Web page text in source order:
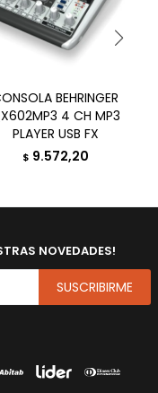
BEHRINGER
4 CH MP3
PLAYER USB FX
$ 9.572,20
NOVEDADES!
SUSCRIBIRME